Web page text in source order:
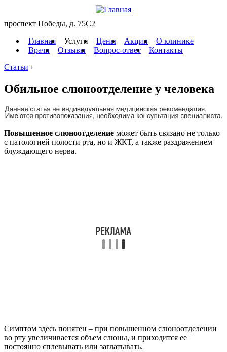
проспект Победы, д. 75C2
Главная
Услуги Цены Акции
О клинике
Врачи
Отзывы Вопрос-ответ
Контакты
Статьи ›
Обильное слюноотделение у человека
Повышенное слюноотделение может быть связано не только
с патологией полости рта, но и ЖКТ, а также раздражением
блуждающего нерва.
Симптом здесь понятен – при повышенном слюноотделении
во рту увеличивается объем слюны, и приходится ее
постоянно сплевывать или заглатывать.